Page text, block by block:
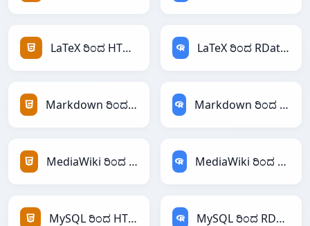
LaTeX ರಿಂದ HTML LaTeX ರಿಂದ RDataFrame
Markdown ರಿಂದ HTML Markdown ರಿಂದ RDataFrame
MediaWiki ರಿಂದ HTML MediaWiki ರಿಂದ RDataFrame
MySQL ರಿಂದ HTML MySQL ರಿಂದ RDataFrame